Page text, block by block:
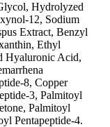
Hydrolyzed
12, Sodium
Extract, Benzyl
Ethyl
Hyaluronic Acid,
8, Copper
3, Palmitoyl
Palmitoyl
Pentapeptide-4.